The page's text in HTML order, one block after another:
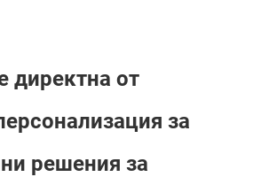
директна от
за
решения за